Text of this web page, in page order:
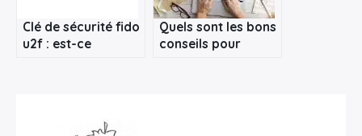
Clé de sécurité fido
u2f : est-ce
Quels sont les bons
conseils pour